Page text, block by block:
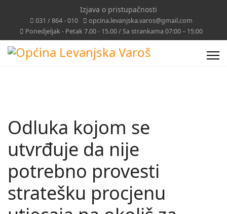
Izjava o pristupačnosti
031 / 864 - 010
opcina.levanjska.varos@gmail.com
Ponedjeljak - Petak 7.00 - 15.00 / Sa strankama 07:00 – 15:00
Odluka kojom se
utvrđuje da nije
potrebno provesti
stratešku procjenu